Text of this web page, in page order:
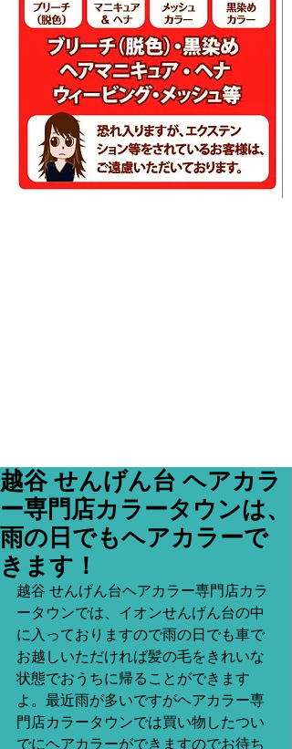
越谷 せんげん台 ヘアカラ
ー専門店カラータウンは、
雨の日でもヘアカラーで
きます！
越谷 せんげん台ヘアカラー専門店カラ
ータウンでは、イオンせんげん台の中
に入っておりますので雨の日でも車で
お越しいただければ髪の毛をきれいな
状態でおうちに帰ることができます
よ。最近雨が多いですがヘアカラー専
門店カラータウンでは買い物したつい
でにヘアカラーができますのでお待ち